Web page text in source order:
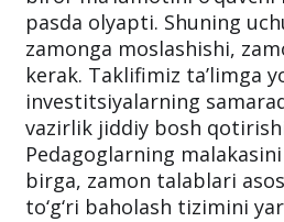
pasda olyapti. Shuning
zamonga moslashishi,
kerak. Taklifimiz ta’limga
investitsiyalarning
vazirlik jiddiy bosh
Pedagoglarning
birga, zamon talablari
to‘g‘ri baholash tizimini